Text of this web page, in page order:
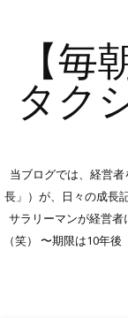
【毎
タク
当ブログでは、経営
長」）が、日々の成長
サラリーマンが経営
（笑） 〜期限は10年